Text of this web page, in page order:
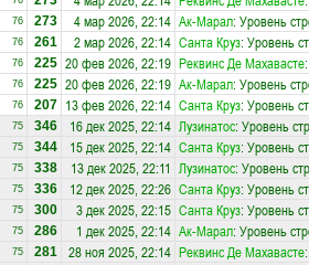
76 273 4 мар 2026, 22:14 Ак-Марал: Уровень
76 261 2 мар 2026, 22:14 Санта Круз: Уровень
76 225 20 фев 2026, 22:19 Реквинс Де Махавасте
76 225 20 фев 2026, 22:19 Ак-Марал: Уровень
76 207 13 фев 2026, 22:14 Санта Круз: Уровень
75 346 16 дек 2025, 22:14 Лузинатос: Уровень
75 344 15 дек 2025, 22:14 Санта Круз: Уровень
75 338 13 дек 2025, 22:11 Лузинатос: Уровень
75 336 12 дек 2025, 22:26 Санта Круз: Уровень
75 300 3 дек 2025, 22:15 Санта Круз: Уровень
75 286 1 дек 2025, 22:14 Ак-Марал: Уровень
75 281 28 ноя 2025, 22:14 Реквинс Де Махавасте